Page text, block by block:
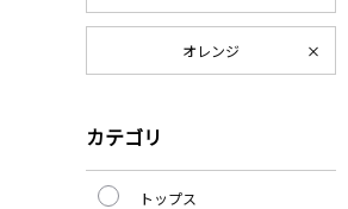
オレンジ
カテゴリ
トップス